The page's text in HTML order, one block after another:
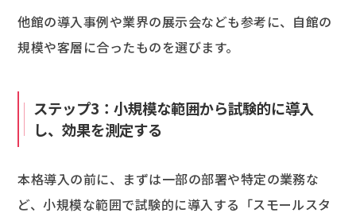
他館の導入事例や業界の展示会なども参考に、自館の
規模や客層に合ったものを選びます。
ステップ3：小規模な範囲から試験的に導入
し、効果を測定する
本格導入の前に、まずは一部の部署や特定の業務な
ど、小規模な範囲で試験的に導入する「スモールスタ